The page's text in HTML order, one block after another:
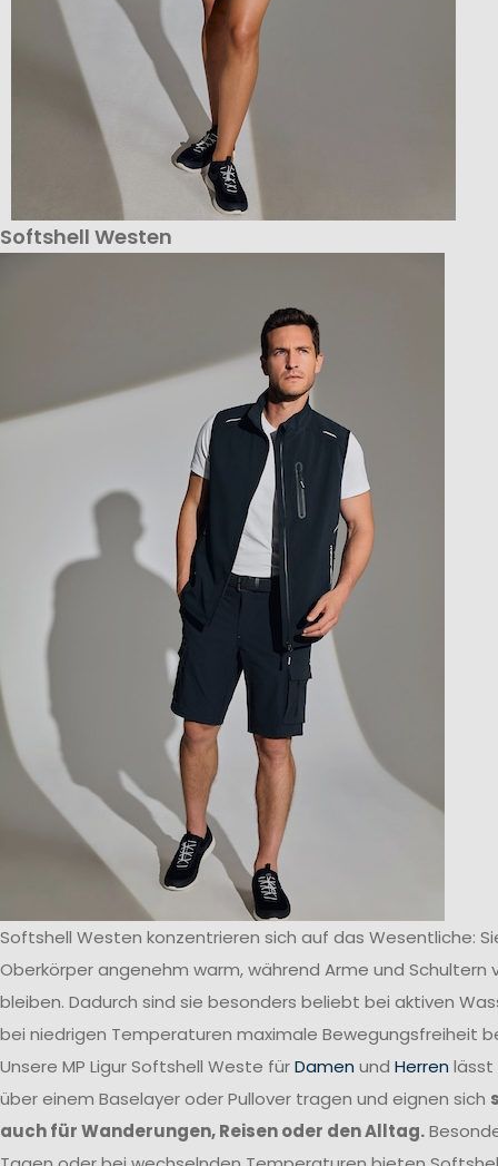
Softshell Westen
Softshell Westen konzentrieren sich auf das Wesentliche:
Oberkörper angenehm warm, während Arme und Schultern
bleiben. Dadurch sind sie besonders beliebt bei aktiven
bei niedrigen Temperaturen maximale Bewegungsfreiheit
Unsere MP Ligur Softshell Weste fürDamen und Herren lässt
über einem Baselayer oder Pullover tragen und eignen sich
auch für Wanderungen, Reisen oder den Alltag.